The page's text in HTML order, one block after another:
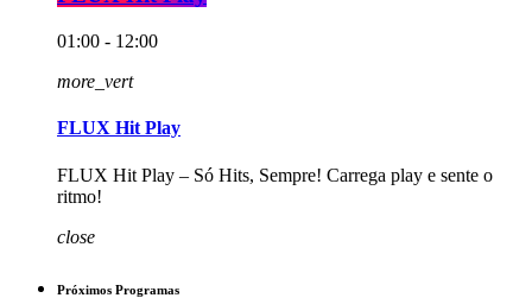
01:00 - 12:00
more_vert
FLUX Hit Play
FLUX Hit Play – Só Hits, Sempre! Carrega play e sente o
ritmo!
close
Próximos Programas